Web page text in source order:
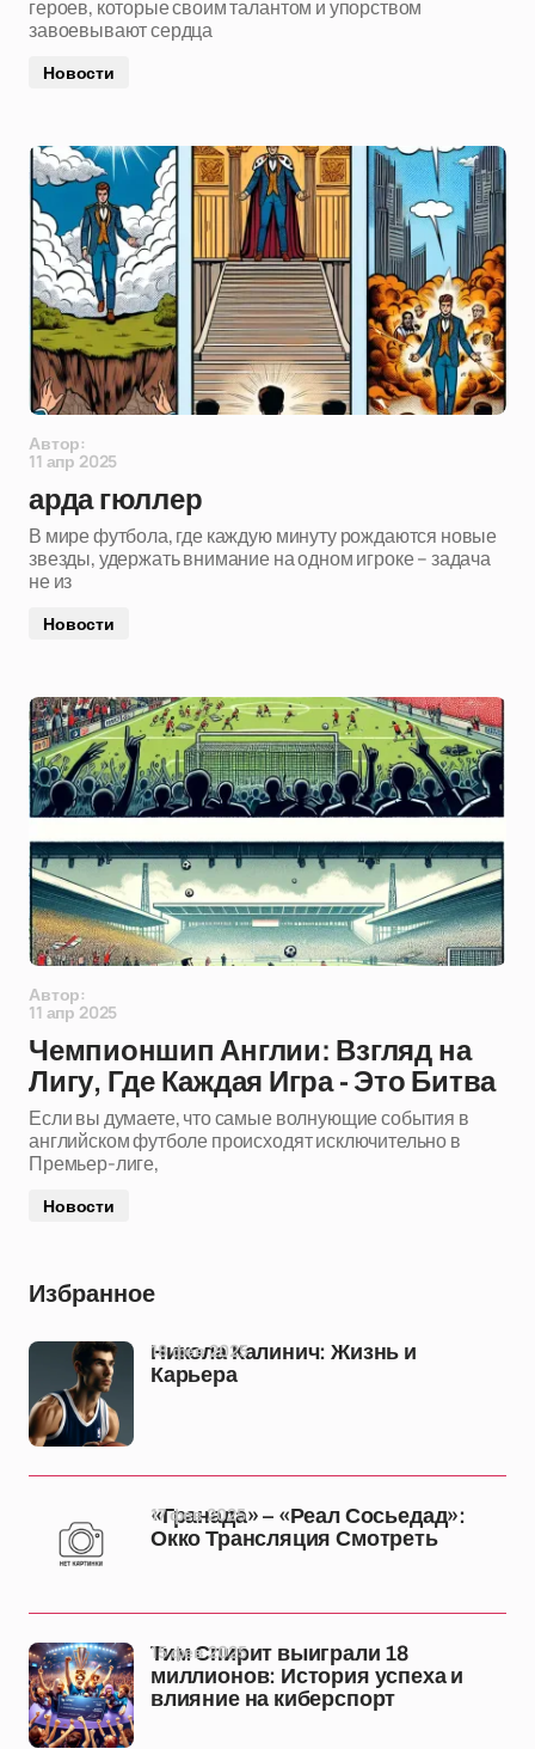
героев, которые своим талантом и упорством
завоевывают сердца
Новости
Автор:
11 апр 2025
арда гюллер
В мире футбола, где каждую минуту рождаются новые
звезды, удержать внимание на одном игроке – задача
не из
Новости
Автор:
11 апр 2025
Чемпионшип Англии: Взгляд на
Лигу, Где Каждая Игра - Это Битва
Если вы думаете, что самые волнующие события в
английском футболе происходят исключительно в
Премьер-лиге,
Новости
Избранное
Никола Калинич: Жизнь и
Карьера
18 фев 2025
«Гранада» – «Реал Сосьедад»:
Окко Трансляция Смотреть
17 фев 2025
Тим Спирит выиграли 18
миллионов: История успеха и
влияние на киберспорт
15 фев 2025